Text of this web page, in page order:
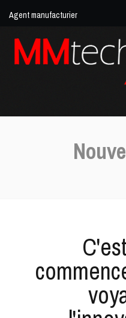
Agent manufacturier
MM
Technologie
|